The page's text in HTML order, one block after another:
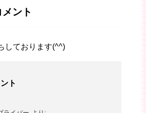
ント
しております(^^)
ト